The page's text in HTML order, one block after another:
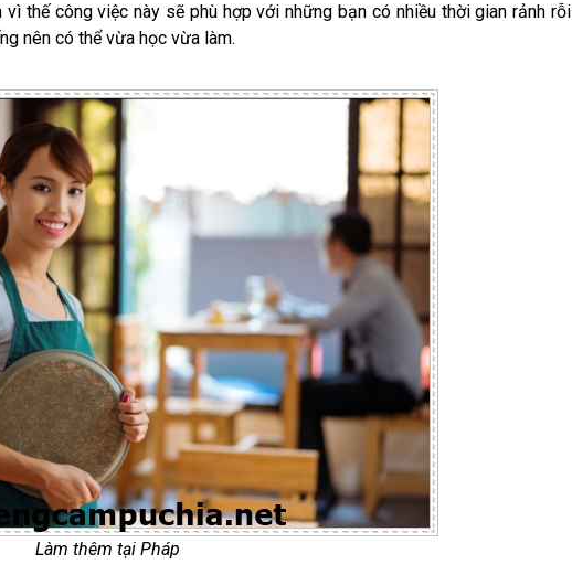
thế công việc này sẽ phù hợp với những bạn có nhiều thời gian rảnh rỗi
nên có thể vừa học vừa làm.
Làm thêm tại Pháp